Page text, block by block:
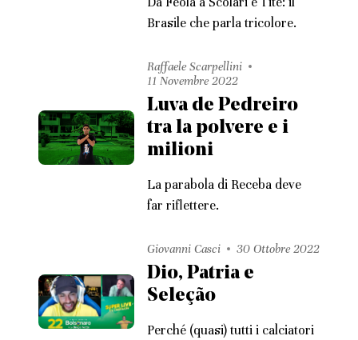
Brasile che parla tricolore.
Raffaele Scarpellini
11 Novembre 2022
Luva de Pedreiro
tra la polvere e i
milioni
La parabola di Receba deve
far riflettere.
Giovanni Casci 30 Ottobre 2022
Dio, Patria e
Seleção
Perché (quasi) tutti i calciatori